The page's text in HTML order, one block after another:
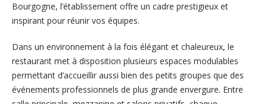
Bourgogne, l’établissement offre un cadre prestigieux et
inspirant pour réunir vos équipes.
Dans un environnement à la fois élégant et chaleureux, le
restaurant met à disposition plusieurs espaces modulables
permettant d’accueillir aussi bien des petits groupes que des
événements professionnels de plus grande envergure. Entre